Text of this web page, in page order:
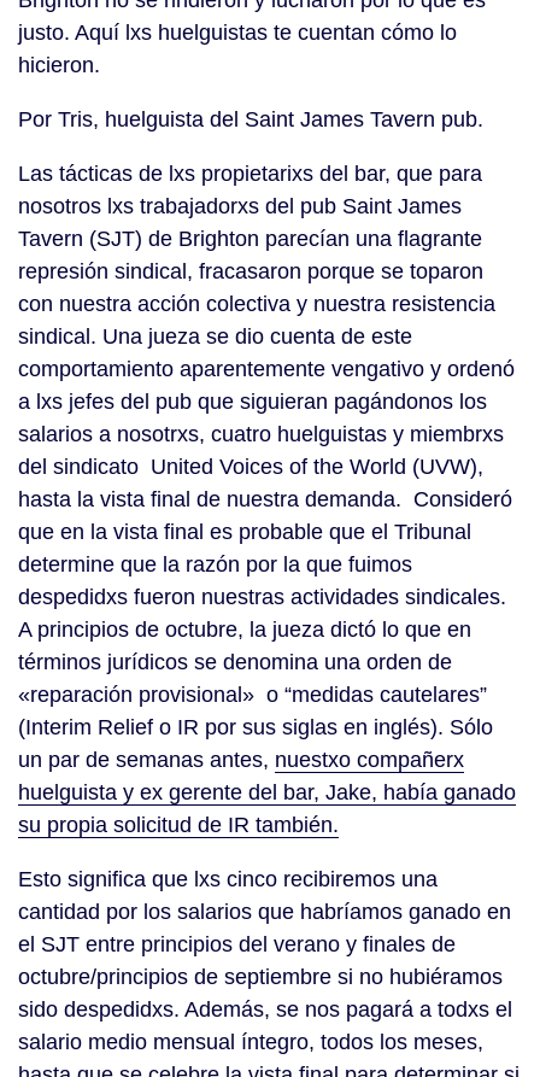
justo. Aquí lxs huelguistas te cuentan cómo lo
hicieron.
Por Tris, huelguista del Saint James Tavern pub.
Las tácticas de lxs propietarixs del bar, que para
nosotros lxs trabajadorxs del pub Saint James
Tavern (SJT) de Brighton parecían una flagrante
represión sindical, fracasaron porque se toparon
con nuestra acción colectiva y nuestra resistencia
sindical. Una jueza se dio cuenta de este
comportamiento aparentemente vengativo y ordenó
a lxs jefes del pub que siguieran pagándonos los
salarios a nosotrxs, cuatro huelguistas y miembrxs
del sindicato United Voices of the World (UVW),
hasta la vista final de nuestra demanda. Consideró
que en la vista final es probable que el Tribunal
determine que la razón por la que fuimos
despedidxs fueron nuestras actividades sindicales.
A principios de octubre, la jueza dictó lo que en
términos jurídicos se denomina una orden de
«reparación provisional» o “medidas cautelares”
(Interim Relief o IR por sus siglas en inglés). Sólo
un par de semanas antes, nuestxo compañerx
huelguista y ex gerente del bar, Jake, había ganado
su propia solicitud de IR también.
Esto significa que lxs cinco recibiremos una
cantidad por los salarios que habríamos ganado en
el SJT entre principios del verano y finales de
octubre/principios de septiembre si no hubiéramos
sido despedidxs. Además, se nos pagará a todxs el
salario medio mensual íntegro, todos los meses,